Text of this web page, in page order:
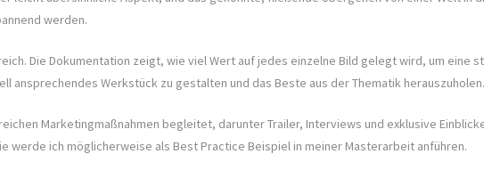
werden.
Die Dokumentation zeigt, wie viel Wert auf jedes einzelne Bild gelegt wird, um eine
ansprechendes Werkstück zu gestalten und das Beste aus der Thematik herauszuholen.
Marketingmaßnahmen begleitet, darunter Trailer, Interviews und exklusive
werde ich möglicherweise als Best Practice Beispiel in meiner Masterarbeit anführen.